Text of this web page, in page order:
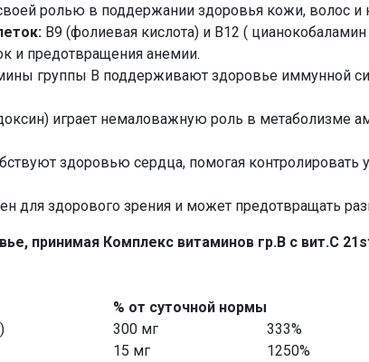
ролью в поддержании здоровья кожи, волос и
B9 (фолиевая кислота) и B12 (
и предотвращения анемии.
группы В поддерживают здоровье иммунной
играет немаловажную роль в метаболизме
здоровью сердца, помогая контролировать
для здорового зрения и может предотвращать
принимая Комплекс витаминов гр.В с вит.С 21st
% от суточной нормы
300 мг
333%
15 мг
1250%